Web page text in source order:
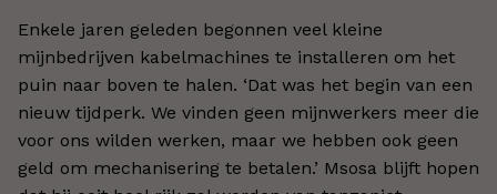
Enkele jaren geleden begonnen veel kleine
mijnbedrijven kabelmachines te installeren om het
puin naar boven te halen. ‘Dat was het begin van een
nieuw tijdperk. We vinden geen mijnwerkers meer die
voor ons wilden werken, maar we hebben ook geen
geld om mechanisering te betalen.’ Msosa blijft hopen